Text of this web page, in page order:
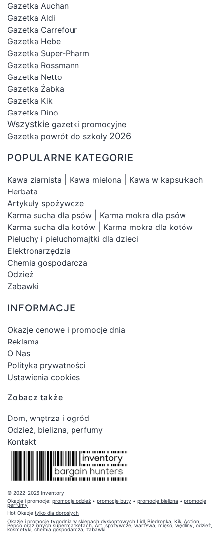
Gazetka Auchan
Gazetka Aldi
Gazetka Carrefour
Gazetka Hebe
Gazetka Super-Pharm
Gazetka Rossmann
Gazetka Netto
Gazetka Żabka
Gazetka Kik
Gazetka Dino
Wszystkie gazetki promocyjne
Gazetka powrót do szkoły 2026
POPULARNE KATEGORIE
Kawa ziarnista Kawa mielona
Kawa w kapsułkach
Herbata
Artykuły spożywcze
Karma sucha dla psów
Karma mokra dla psów
Karma sucha dla kotów
Karma mokra dla kotów
Pieluchy i pieluchomajtki dla dzieci
Elektronarzędzia
Chemia gospodarcza
Odzież
Zabawki
INFORMACJE
Okazje cenowe i promocje dnia
Reklama
O Nas
Polityka prywatności
Ustawienia cookies
Zobacz także
Dom, wnętrza i ogród
Odzież, bielizna, perfumy
Kontakt
© 2022-2026 Inventory
Okazje i promocje: promocje odzież • promocje buty • promocje bielizna • promocje
perfumy
Hot Okazje tylko dla dorosłych
Okazje i promocje tygodnia w sklepach dyskontowych Lidl, Biedronka, Kik, Action,
Pepco oraz innych supermarketach. Art. spożywcze, warzywa, mięso, wędliny, odzież,
kosmetyki, chemia gospodarcza, zabawki.